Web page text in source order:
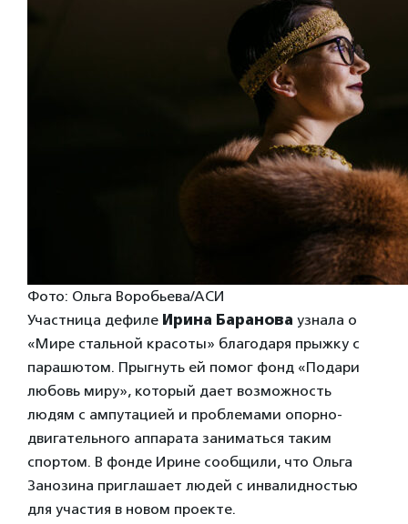
Фото: Ольга Воробьева/АСИ
Участница дефиле Ирина Баранова узнала о
«Мире стальной красоты» благодаря прыжку с
парашютом. Прыгнуть ей помог фонд «Подари
любовь миру», который дает возможность
людям с ампутацией и проблемами опорно-
двигательного аппарата заниматься таким
спортом. В фонде Ирине сообщили, что Ольга
Занозина приглашает людей с инвалидностью
для участия в новом проекте.